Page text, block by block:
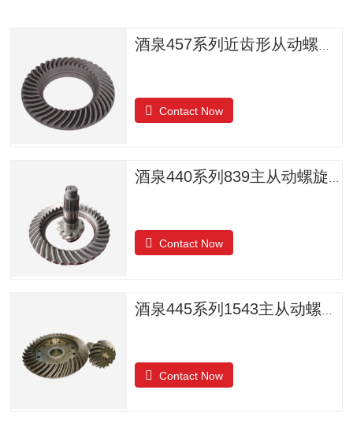
Contact Now
Contact Now
Contact Now